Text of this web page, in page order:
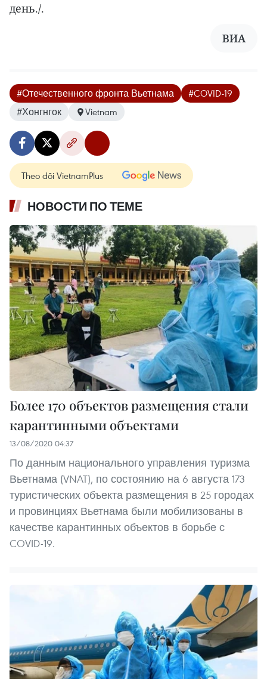
день./.
ВИА
#Отечественного фронта Вьетнама
#COVID-19
#Хонгнгок
Vietnam
Theo dõi VietnamPlus
НОВОСТИ ПО ТЕМЕ
Более 170 объектов размещения стали
карантинными объектами
13/08/2020 04:37
По данным национального управления туризма
Вьетнама (VNAT), по состоянию на 6 августа 173
туристических объекта размещения в 25 городах
и провинциях Вьетнама были мобилизованы в
качестве карантинных объектов в борьбе с
COVID-19.